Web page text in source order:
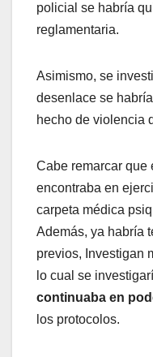
policial se habría
reglamentaria.
Asimismo, se
desenlace se
hecho de violencia
Cabe remarcar que
encontraba en
carpeta médica
Además, ya habría
previos, Investigan
lo cual se
continuaba en
los protocolos.